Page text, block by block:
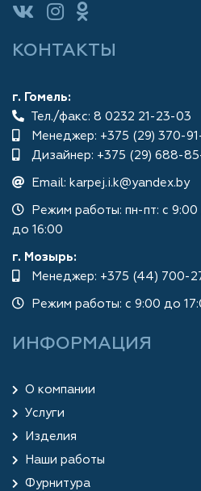
КОНТАКТЫ
г. Гомель:
Тел./факс: 8 0232 21-23-03
Менеджер: +375 (29) 370-
Дизайнер: +375 (29) 688-
Email: karpej.i.k@yandex.by
Режим работы: пн-пт: с
до 16:00
г. Мозырь:
Менеджер: +375 (44) 700-
Режим работы: с 9:00 до
ИНФОРМАЦИЯ
О компании
Услуги
Изделия
Наши работы
Фурнитура